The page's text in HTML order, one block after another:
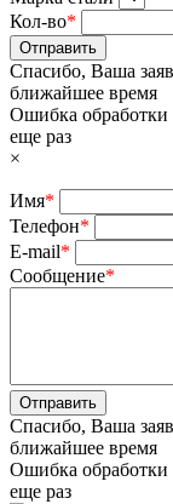
Кол-во*
Отправить
Спасибо, Ваша
ближайшее время
Ошибка обработки
еще раз
×
Имя*
Телефон*
E-mail*
Сообщение*
Отправить
Спасибо, Ваша
ближайшее время
Ошибка обработки
еще раз